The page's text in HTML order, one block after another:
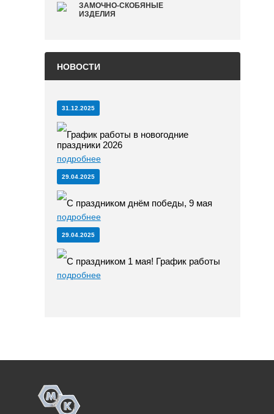
ЗАМОЧНО-СКОБЯНЫЕ
ИЗДЕЛИЯ
НОВОСТИ
31.12.2025
График работы в новогодние
праздники 2026
подробнее
29.04.2025
С праздником днём победы, 9 мая
подробнее
29.04.2025
С праздником 1 мая! График работы
подробнее